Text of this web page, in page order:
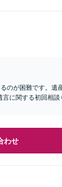
のが困難です。遺
に関する初回相談
わせ